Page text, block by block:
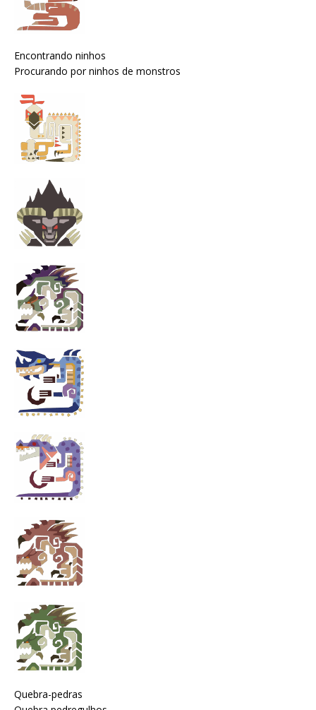
Encontrando ninhos
Procurando por ninhos de monstros
Quebra-pedras